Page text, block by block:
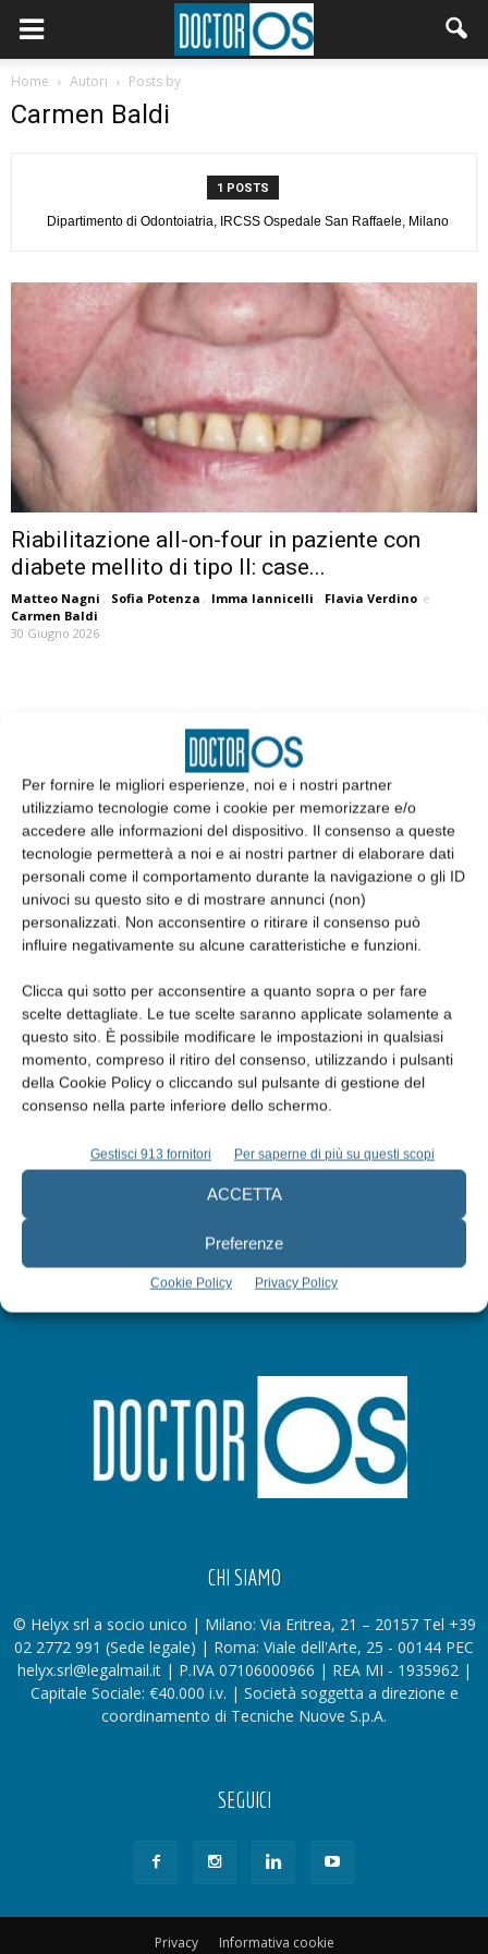
Per fornire le migliori esperienze, noi e i nostri partner
utilizziamo tecnologie come i cookie per memorizzare e/o
accedere alle informazioni del dispositivo. Il consenso a queste
tecnologie permetterà a noi e ai nostri partner di elaborare dati
personali come il comportamento durante la navigazione o gli ID
univoci su questo sito e di mostrare annunci (non)
personalizzati. Non acconsentire o ritirare il consenso può
influire negativamente su alcune caratteristiche e funzioni.
Clicca qui sotto per acconsentire a quanto sopra o per fare
scelte dettagliate. Le tue scelte saranno applicate solamente a
questo sito. È possibile modificare le impostazioni in qualsiasi
momento, compreso il ritiro del consenso, utilizzando i pulsanti
della Cookie Policy o cliccando sul pulsante di gestione del
consenso nella parte inferiore dello schermo.
Gestisci 913 fornitori Per saperne di più su questi scopi
ACCETTA
Preferenze
Cookie Policy Privacy Policy
Home Autori Posts by
Carmen Baldi
1 POSTS
Dipartimento di Odontoiatria, IRCSS Ospedale San Raffaele, Milano
Riabilitazione all-on-four in paziente con
diabete mellito di tipo II: case...
Matteo Nagni , Sofia Potenza , Imma Iannicelli , Flavia Verdino e
Carmen Baldi
30 Giugno 2026
Edicola web
Abbonati
CHI SIAMO
© Helyx srl a socio unico | Milano: Via Eritrea, 21 – 20157 Tel +39
02 2772 991 (Sede legale) | Roma: Viale dell'Arte, 25 - 00144 PEC
helyx.srl@legalmail.it | P.IVA 07106000966 | REA MI - 1935962 |
Capitale Sociale: €40.000 i.v. | Società soggetta a direzione e
coordinamento di Tecniche Nuove S.p.A.
SEGUICI
Privacy Informativa cookie